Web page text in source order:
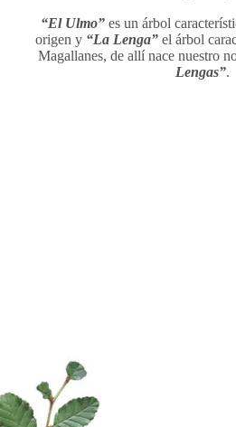
“El Ulmo” es un árbol
origen y “La Lenga”el árbol
Magallanes, de allí nace nuestro
Lengas”.